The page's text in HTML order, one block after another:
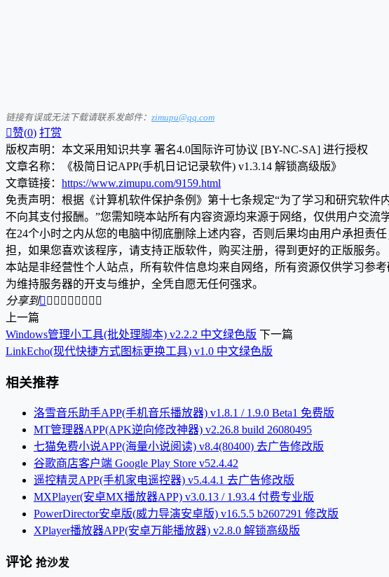
链接有误或无法下载请联系发邮件： zimupu@qq.com
赞(0) 打赏
版权声明：本文采用知识共享 署名4.0国际许可协议 [BY-NC-SA] 进行授权
文章名称：《极简日记APP(手机日记记录软件) v1.3.14 解锁高级版》
文章链接： https://www.zimupu.com/9159.html
免责声明：根据《计算机软件保护条例》第十七条规定“为了学习和研究软
不向其支付报酬。”您需知晓本站所有内容资源均来源于网络，仅供用户交
在24个小时之内从您的电脑中彻底删除上述内容，否则后果均由用户承担责
担，如果您喜欢该程序，请支持正版软件，购买注册，得到更好的正版服务。
本站是非经营性个人站点，所有软件信息均来自网络，所有资源仅供学习参
为维持服务器的开支与维护，全凭自愿无任何强求。
分享到        
上一篇
Windows管理小工具(批处理脚本) v2.2.2 中文绿色版 下一篇
LinkEcho(现代快捷方式图标更换工具) v1.0 中文绿色版
相关推荐
洛雪音乐助手APP(手机音乐播放器) v1.8.1 / 1.9.0 Beta1 免费版
MT管理器APP(APK逆向修改神器) v2.26.8 build 26080495
七猫免费小说APP(海量小说阅读) v8.4(80400) 去广告修改版
谷歌商店客户端 Google Play Store v52.4.42
遥控精灵APP(手机家电遥控器) v5.4.4.1 去广告修改版
MXPlayer(安卓MX播放器APP) v3.0.13 / 1.93.4 付费专业版
PowerDirector安卓版(威力导演安卓版) v16.5.5 b2607291 修改版
XPlayer播放器APP(安卓万能播放器) v2.8.0 解锁高级版
评论 抢沙发